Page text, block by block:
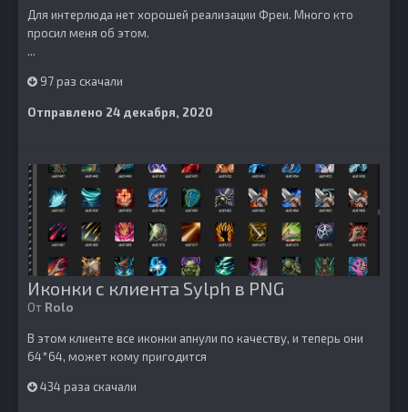
Для интерлюда нет хорошей реализации Фреи. Много кто
просил меня об этом.
...
97 раз скачали
Отправлено 24 декабря, 2020
Иконки с клиента Sylph в PNG
От Rolo
В этом клиенте все иконки апнули по качеству, и теперь они
64*64, может кому пригодится
434 раза скачали